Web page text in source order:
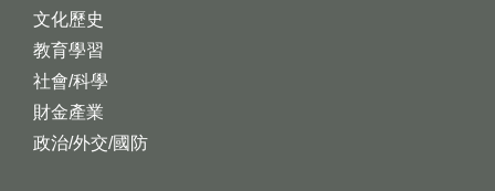
文化歷史
教育學習
社會/科學
財金產業
政治/外交/國防